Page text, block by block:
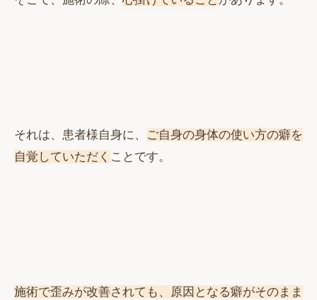
それは、患者様自身に、
ご自身の身体の使い方の癖を
自覚していただく ことです。
施術で歪みが改善されても、原因となる癖がそのまま